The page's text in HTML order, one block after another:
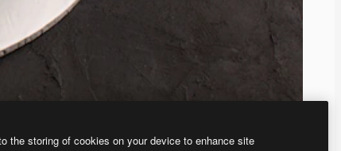
the storing of cookies on your device to enhance site